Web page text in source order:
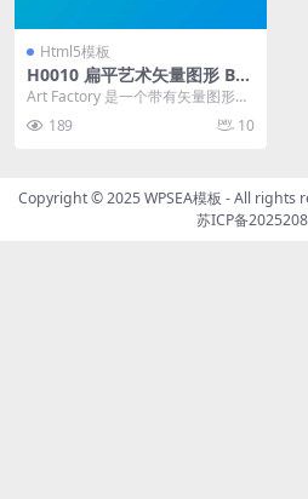
Html5模板
H0010 扁平艺术矢量图形 Bo
otstrap 4 网站模板
Art Factory 是一个带有矢量图形的
189 10
Copyright © 2025 WPSEA模板 - All rights
苏ICP备